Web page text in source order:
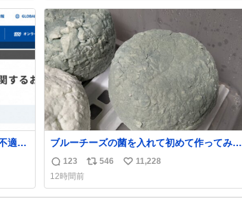
数
ス
ト
数
ね
数
適切
駅
「第
ブルーチーズの菌を入れて初めて作ってみた
チーズなんだけど 本能でちょっとヤバいと思
っちゃう見た目だな
返
信
数
123
リ
ス
546
い
ね
11,228
12時間前